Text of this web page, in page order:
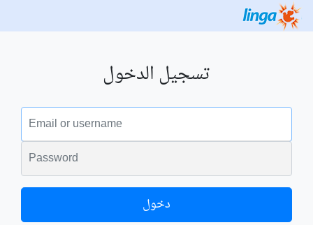
تسجيل الدخول
البريد الالكتروني
الكلمة السرية
دخول